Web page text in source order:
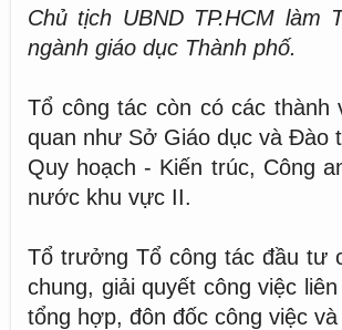
Chủ tịch UBND TP.HCM
ngành giáo dục Thành phố.
Tổ công tác còn có các thành
quan như Sở Giáo dục và Đào
Quy hoạch - Kiến trúc, Công
nước khu vực II.
Tổ trưởng Tổ công tác đầu tư
chung, giải quyết công việc
tổng hợp, đôn đốc công việc